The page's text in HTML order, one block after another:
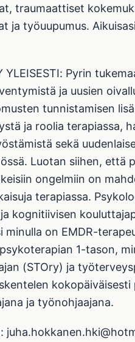
traumaattiset
ja työuupumus.
YLEISESTI: Pyrin
ja uusien
tunnistamisen
ja roolia terapiassa,
sekä
Luotan siihen, että
ongelmiin on
terapiassa.
kognitiivisen
minulla on EMDR-
1-tason,
(STOry) ja
kokopäiväisesti
ja työnohjaajana.